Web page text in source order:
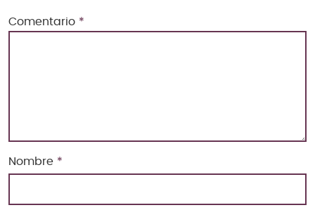
Comentario *
Nombre *